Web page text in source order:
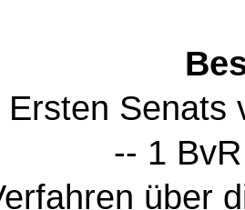
Ersten Senats
-- 1
über